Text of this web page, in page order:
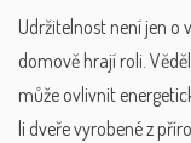
Udržitelnost není jen o
domově hrají roli.
může ovlivnit
li dveře vyrobené z